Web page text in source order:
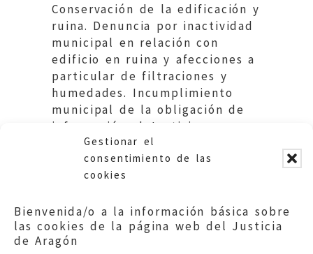
Gestionar el
consentimiento de las
cookies
Bienvenida/o a la información básica sobre
las cookies de la página web del Justicia
de Aragón
Conservación de la edificación y
ruina. Denuncia por inactividad
municipal en relación con
edificio en ruina y afecciones a
particular de filtraciones y
humedades. Incumplimiento
municipal de la obligación de
información al Justicia.
Ayuntamiento de Quinto.